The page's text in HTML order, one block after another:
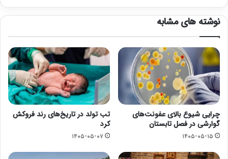
نوشته های مشابه
چرایی شیوع بالای عفونت‌های
گوارشی در فصل تابستان
۱۴۰۵-۰۵-۱۵
تب تولد در تاریخ‌های رند فروکش
کرد
۱۴۰۵-۰۵-۰۷